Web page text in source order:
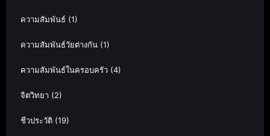
ความสัมพันธ์ (1)
ความสัมพันธ์วัยต่างกัน (1)
ความสัมพันธ์ในครอบครัว (4)
จิตวิทยา (2)
ชีวประวัติ (19)